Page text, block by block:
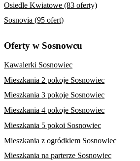
Osiedle Kwiatowe (83 oferty)
Sosnovia (95 ofert)
Oferty w Sosnowcu
Kawalerki Sosnowiec
Mieszkania 2 pokoje Sosnowiec
Mieszkania 3 pokoje Sosnowiec
Mieszkania 4 pokoje Sosnowiec
Mieszkania 5 pokoi Sosnowiec
Mieszkania z ogródkiem Sosnowiec
Mieszkania na parterze Sosnowiec